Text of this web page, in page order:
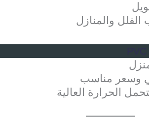
والمنازل
وسعر مناسب
الحرارة العالية